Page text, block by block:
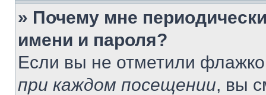
» Почему мне
имени и пароля?
Если вы не отметили
при каждом посещении, вы